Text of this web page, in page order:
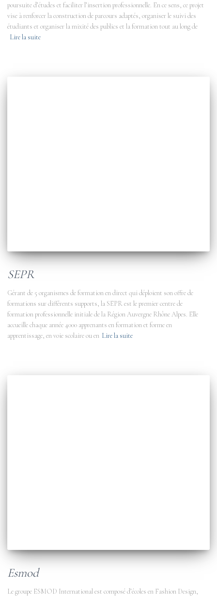
poursuite d’études et faciliter l’insertion professionnelle. En ce sens, ce projet
vise à renforcer la construction de parcours adaptés, organiser le suivi des
étudiants et organiser la mixité des publics et la formation tout au long de
Lire la suite
SEPR
Gérant de 5 organismes de formation en direct qui déploient son offre de
formations sur différents supports, la SEPR est le premier centre de
formation professionnelle initiale de la Région Auvergne Rhône Alpes. Elle
accueille chaque année 4000 apprenants en formation et forme en
apprentissage, en voie scolaire ou en Lire la suite
Esmod
Le groupe ESMOD International est composé d’écoles en Fashion Design,